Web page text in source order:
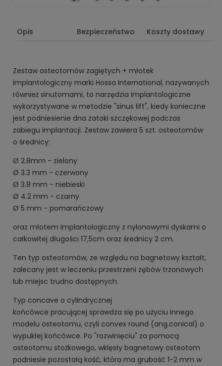
Opis Bezpieczeństwo Koszty dostawy
Zestaw osteotomów zagiętych + młotek
implantologiczny marki Hossa International, nazywanych
również sinutomami, to narzędzia implantologiczne
wykorzystywane w metodzie "sinus lift", kiedy konieczne
jest podniesienie dna zatoki szczękowej podczas
zabiegu implantacji. Zestaw zawiera 5 szt. osteotomów
o średnicy:
Ø 2.8mm - zielony
Ø 3.3 mm - czerwony
Ø 3.8 mm - niebieski
Ø 4.2 mm - czarny
Ø 5 mm - pomarańczowy
oraz młotem implantologiczny z nylonowymi dyskami o
całkowitej długości 17,5cm oraz średnicy 2 cm.
Ten typ osteotomów, ze względu na bagnetowy kształt,
zalecany jest w leczeniu przestrzeni zębów trzonowych
lub miejsc trudno dostępnych.
Typ concave o cylindrycznej
końcówce pracującej sprawdza się po użyciu innego
modelu osteotomu, czyli convex round (ang.conical) o
wypukłej końcówce. Po "rozwinięciu" za pomocą
osteotomu stożkowego, wklęsły bagnetowy osteotom
podniesie pozostałą kość, która ma grubość 1-2 mm w